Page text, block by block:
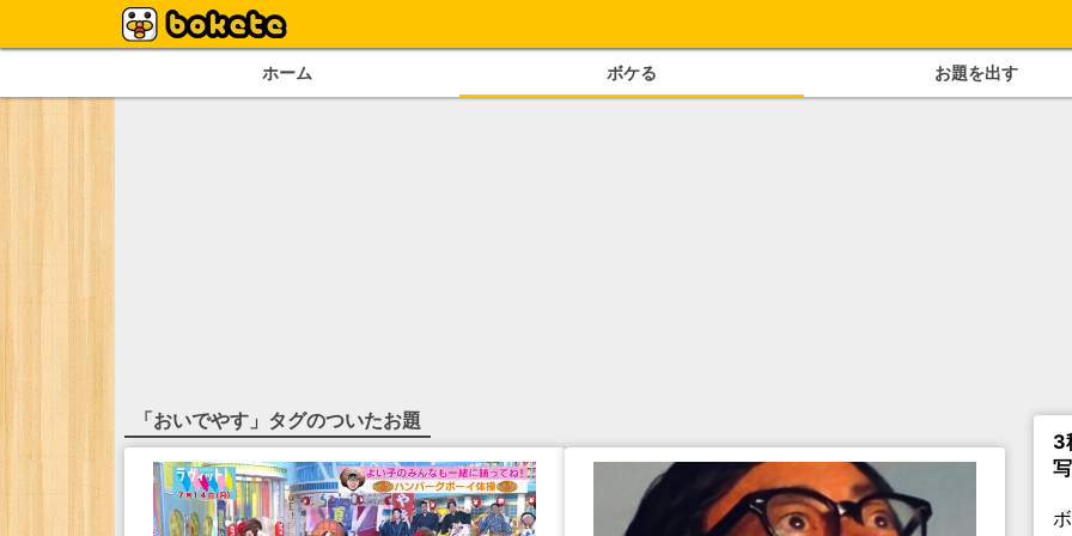
ホーム ボケる お題を出す
「おいでやす 」タグのついたお題
3